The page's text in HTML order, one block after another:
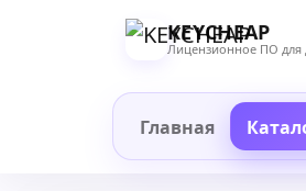
KEYCHEAP
Лицензионное ПО для
Главная